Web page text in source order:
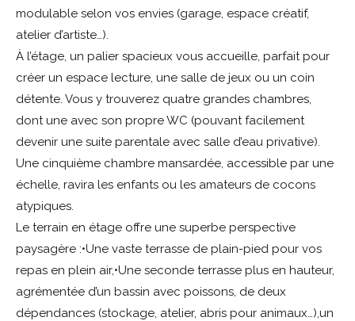
modulable selon vos envies (garage, espace créatif,
atelier d’artiste…).
À l’étage, un palier spacieux vous accueille, parfait pour
créer un espace lecture, une salle de jeux ou un coin
détente. Vous y trouverez quatre grandes chambres,
dont une avec son propre WC (pouvant facilement
devenir une suite parentale avec salle d’eau privative).
Une cinquième chambre mansardée, accessible par une
échelle, ravira les enfants ou les amateurs de cocons
atypiques.
Le terrain en étage offre une superbe perspective
paysagère :•Une vaste terrasse de plain-pied pour vos
repas en plein air,•Une seconde terrasse plus en hauteur,
agrémentée d’un bassin avec poissons, de deux
dépendances (stockage, atelier, abris pour animaux…),un